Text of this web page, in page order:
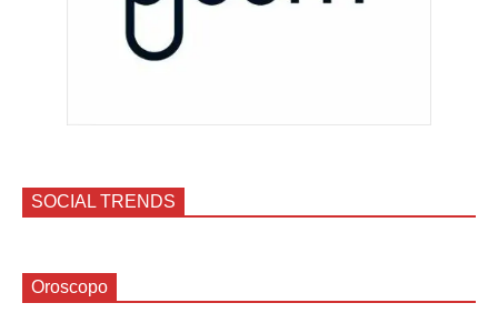
SOCIAL TRENDS
Oroscopo